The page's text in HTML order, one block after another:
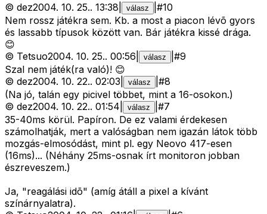
© dez2004. 10. 25.. 13:38 válasz #10
Nem rossz játékra sem. Kb. a most a piacon lévõ gyors
és lassabb típusok között van. Bár játékra kissé drága.
😊
© Tetsuo2004. 10. 25.. 00:56 válasz #9
Szal nem játék(ra való)! 😊
© dez2004. 10. 22.. 02:03 válasz #8
(Na jó, talán egy picivel többet, mint a 16-osokon.)
© dez2004. 10. 22.. 01:54 válasz #7
35-40ms körül. Papíron. De ez valami érdekesen
számolhatják, mert a valóságban nem igazán látok több
mozgás-elmosódást, mint pl. egy Neovo 417-esen
(16ms)... (Néhány 25ms-osnak írt monitoron jobban
észreveszem.)
Ja, "reagálási idõ" (amíg átáll a pixel a kívánt
színárnyalatra).